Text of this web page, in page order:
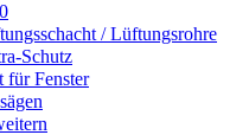
/ Lüftungsrohre
Schutz
für Fenster